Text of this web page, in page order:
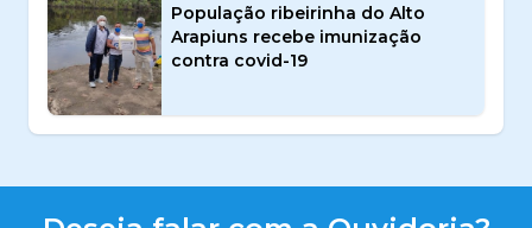
População ribeirinha do Alto
Arapiuns recebe imunização
contra covid-19